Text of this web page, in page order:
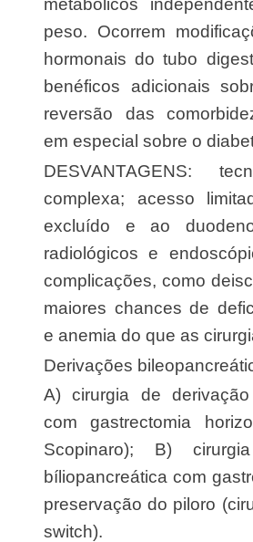
metabólicos
peso. Ocorrem
hormonais do tubo
benéficos adicionais
reversão das
em especial sobre o
DESVANTAGENS: tecnicamente mais
complexa; acesso
excluído e ao
radiológicos e
complicações, como
maiores chances de
e anemia do que as
Derivações
A) cirurgia de derivação bílio-pancreática
com gastrectomia
Scopinaro); B)
bíliopancreática com
preservação do piloro
switch).